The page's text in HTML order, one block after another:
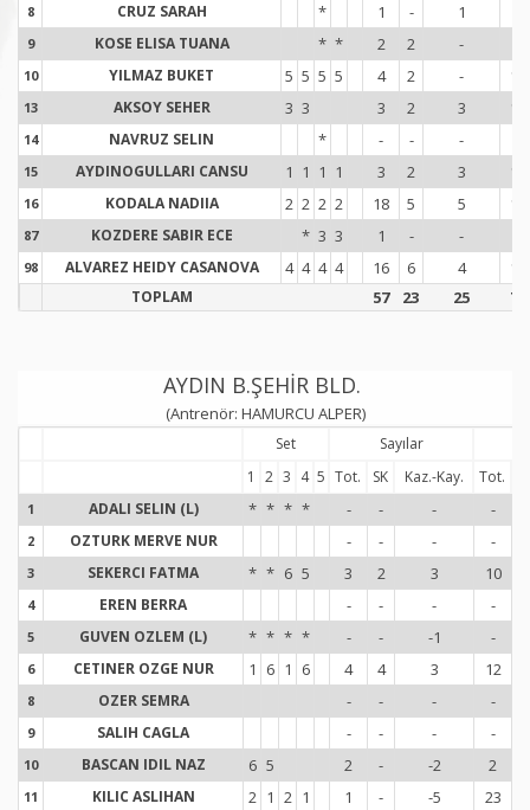
8 CRUZ SARAH * 1 - 1
9 KOSE ELISA TUANA * * 2 2 -
10 YILMAZ BUKET 5 5 5 5 4 2 - 11
13 AKSOY SEHER 3 3 3 2 3 10
14 NAVRUZ SELIN * - - -
15 AYDINOGULLARI CANSU 1 1 1 1 3 2 3 11
16 KODALA NADIIA 2 2 2 2 18 5 5 18
87 KOZDERE SABIR ECE * 3 3 1 - -
98 ALVAREZ HEIDY CASANOVA 4 4 4 4 16 6 4 11
TOPLAM 57 23 25 78
AYDIN B.ŞEHİR BLD.
(Antrenör: HAMURCU ALPER)
Set Sayılar
1
2 3 4 5 Tot. SK Kaz.-Kay. Tot.
1 ADALI SELIN (L) * * * * - - - -
2 OZTURK MERVE NUR - - - -
3 SEKERCI FATMA * * 6 5 3 2 3 10
4 EREN BERRA - - - -
5 GUVEN OZLEM (L) * * * * - - -1 -
6 CETINER OZGE NUR 1 6 1 6 4 4 3 12
8 OZER SEMRA - - - -
9 SALIH CAGLA - - - -
10 BASCAN IDIL NAZ 6 5 2 - -2 2
11 KILIC ASLIHAN 2 1 2 1 1 - -5 23